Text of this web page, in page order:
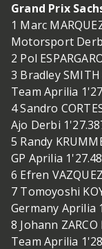
Grand Prix
1 Marc
Motorsport
2 Pol
3 Bradley
Team Aprilia
4 Sandro
Ajo Derbi
5 Randy
GP Aprilia
6 Efren
7 Tomoyoshi
Germany Aprilia
8 Johann
Team Aprilia